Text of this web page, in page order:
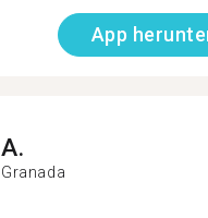
App
A.
Granada